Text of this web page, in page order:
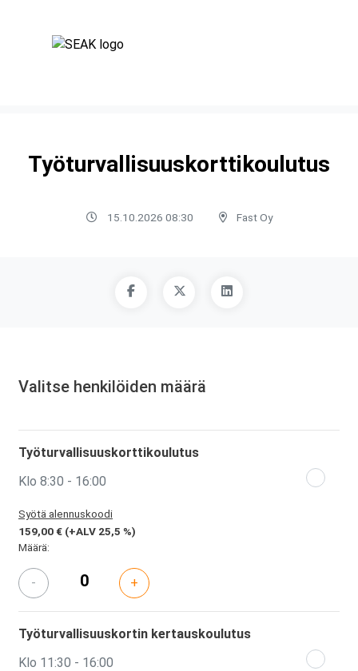
Työturvallisuuskorttikoulutus
15.10.2026 08:30 Fast Oy
Valitse henkilöiden määrä
Työturvallisuuskorttikoulutus
Klo 8:30 - 16:00
Syötä alennuskoodi
159,00 € (+ALV 25,5 %)
Määrä:
- +
Työturvallisuuskortin kertauskoulutus
Klo 11:30 - 16:00